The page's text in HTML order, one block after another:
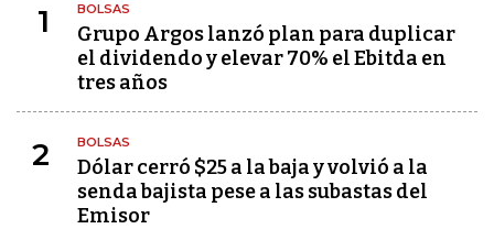
1 BOLSAS
Grupo Argos lanzó plan para duplicar
el dividendo y elevar 70% el Ebitda en
tres años
2 BOLSAS
Dólar cerró $25 a la baja y volvió a la
senda bajista pese a las subastas del
Emisor